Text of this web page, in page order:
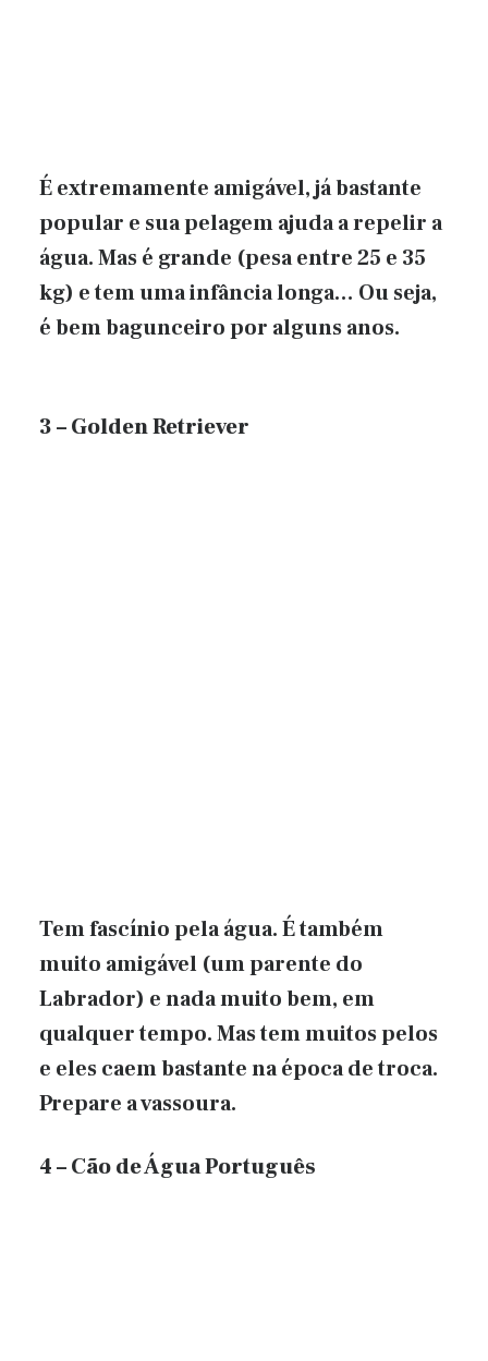
É extremamente amigável, já bastante
popular e sua pelagem ajuda a repelir a
água. Mas é grande (pesa entre 25 e 35
kg) e tem uma infância longa… Ou seja,
é bem bagunceiro por alguns anos.
3 – Golden Retriever
Tem fascínio pela água. É também
muito amigável (um parente do
Labrador) e nada muito bem, em
qualquer tempo. Mas tem muitos pelos
e eles caem bastante na época de troca.
Prepare a vassoura.
4 – Cão de Água Português